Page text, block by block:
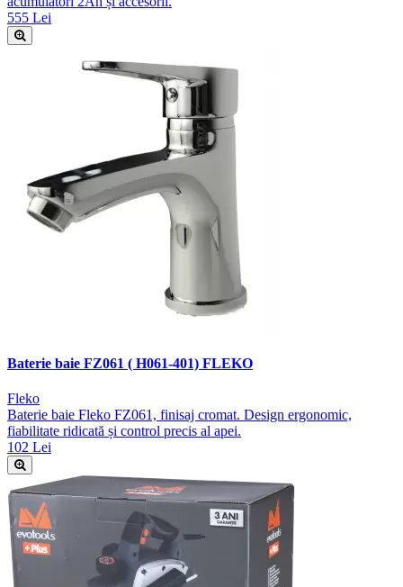
555 Lei
Baterie baie FZ061 ( H061-401) FLEKO
Fleko
Baterie baie Fleko FZ061, finisaj cromat. Design ergonomic,
fiabilitate ridicată și control precis al apei.
102 Lei